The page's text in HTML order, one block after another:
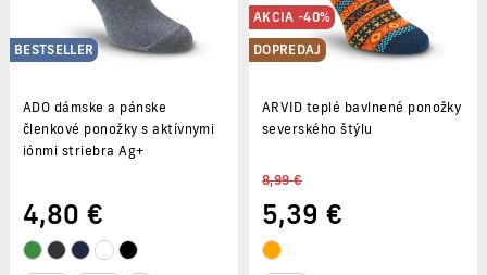
BESTSELLER
ADO dámske a pánske
členkové ponožky s aktívnymi
iónmi striebra Ag+
4,80 €
AKCIA -40%
DOPREDAJ
ARVID teplé bavlnené ponožky
severského štýlu
8,99 €
5,39 €